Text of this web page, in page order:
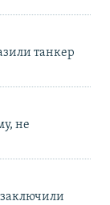
танкер
не